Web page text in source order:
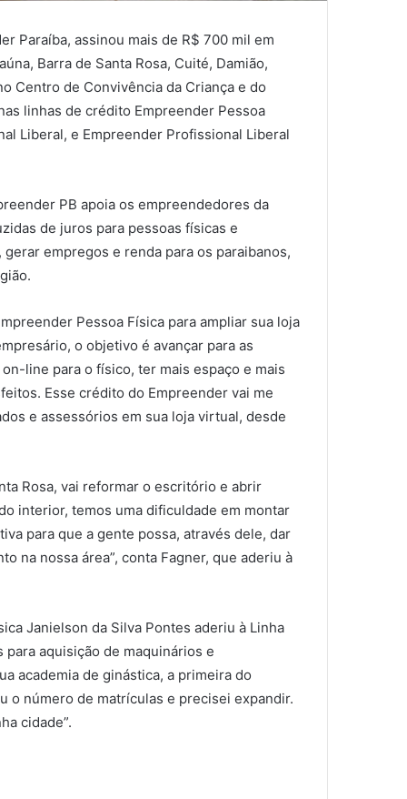
Paraíba, assinou mais de R$ 700 mil em
Barra de Santa Rosa, Cuité, Damião,
Centro de Convivência da Criança e do
linhas de crédito Empreender Pessoa
Liberal, e Empreender Profissional Liberal
PB apoia os empreendedores da
de juros para pessoas físicas e
empregos e renda para os paraibanos,
Pessoa Física para ampliar sua loja
o objetivo é avançar para as
line para o físico, ter mais espaço e mais
Esse crédito do Empreender vai me
e assessórios em sua loja virtual, desde
Rosa, vai reformar o escritório e abrir
interior, temos uma dificuldade em montar
para que a gente possa, através dele, dar
na nossa área”, conta Fagner, que aderiu à
Janielson da Silva Pontes aderiu à Linha
aquisição de maquinários e
academia de ginástica, a primeira do
o número de matrículas e precisei expandir.
cidade”.